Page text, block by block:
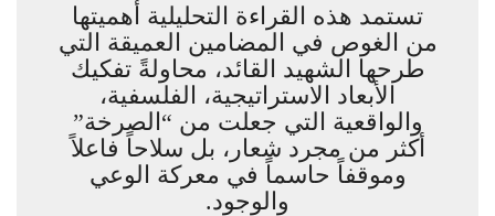
تستمد هذه القراءة التحليلية أهميتها
من الغوص في المضامين العميقة التي
طرحها الشهيد القائد، محاولةً تفكيك
الأبعاد الاستراتيجية، الفلسفية،
والواقعية التي جعلت من “الصرخة”
أكثر من مجرد شعار، بل سلاحاً فاعلاً
وموقفاً حاسماً في معركة الوعي
والوجود.